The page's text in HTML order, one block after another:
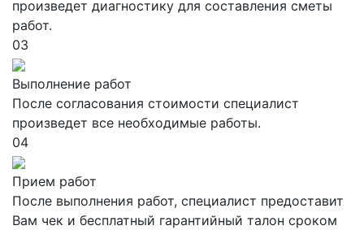
произведет диагностику для составления сметы
работ.
03
Выполнение работ
После согласования стоимости специалист
произведет все необходимые работы.
04
Прием работ
После выполнения работ, специалист предоставит
Вам чек и бесплатный гарантийный талон сроком